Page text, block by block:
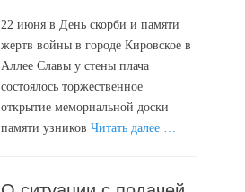
22 июня в День скорби и памяти
жертв войны в городе Кировское в
Аллее Славы у стены плача
состоялось торжественное
открытие мемориальной доски
памяти узниковЧитать далее …